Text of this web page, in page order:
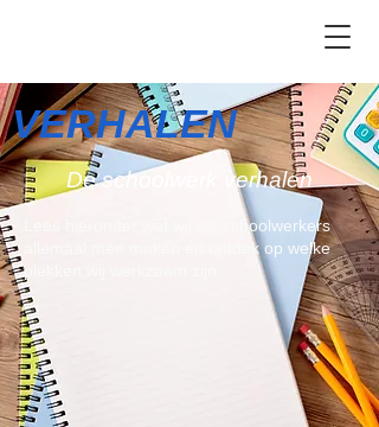
VERHALEN
De schoolwerk verhalen
Lees hieronder wat wij als schoolwerkers
allemaal mee maken en ontdek op welke
plekken wij werkzaam zijn.